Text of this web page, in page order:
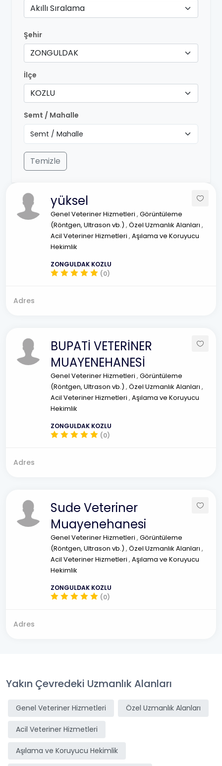
Akıllı Sıralama
Şehir
ZONGULDAK
İlçe
KOZLU
Semt / Mahalle
Temizle
yüksel
Genel Veteriner Hizmetleri , Görüntüleme
(Röntgen, Ultrason vb.) , Özel Uzmanlık Alanları ,
Acil Veteriner Hizmetleri , Aşılama ve Koruyucu
Hekimlik
ZONGULDAK KOZLU
(0)
Adres
BUPATİ VETERİNER
MUAYENEHANESİ
Genel Veteriner Hizmetleri , Görüntüleme
(Röntgen, Ultrason vb.) , Özel Uzmanlık Alanları ,
Acil Veteriner Hizmetleri , Aşılama ve Koruyucu
Hekimlik
ZONGULDAK KOZLU
(0)
Adres
Sude Veteriner
Muayenehanesi
Genel Veteriner Hizmetleri , Görüntüleme
(Röntgen, Ultrason vb.) , Özel Uzmanlık Alanları ,
Acil Veteriner Hizmetleri , Aşılama ve Koruyucu
Hekimlik
ZONGULDAK KOZLU
(0)
Adres
Yakın Çevredeki Uzmanlık Alanları
Genel Veteriner Hizmetleri Özel Uzmanlık Alanları
Acil Veteriner Hizmetleri
Aşılama ve Koruyucu Hekimlik